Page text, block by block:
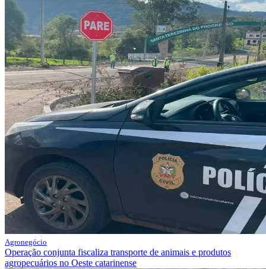
Agronegócio
Operação conjunta fiscaliza transporte de animais e produtos
agropecuários no Oeste catarinense